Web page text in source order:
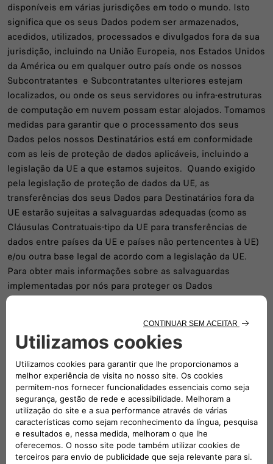
disponíveis em várias jurisdições em todo o mundo. Isto
significa que os seus Dados podem ser armazenados,
acedidos, utilizados, processados e divulgados fora da sua
jurisdição, incluindo na União Europeia, nos Estados Unidos
da América ou em qualquer outro país onde os nossos
Subcontratantes e Subcontratantes ulteriores estejam
localizados, ou onde os seus servidores ou infra-estruturas
de computação em nuvem possam estar alojados. Tomamos
medidas para garantir que o processamento dos seus
Dados pelos nossos Destinatários está em conformidade
com as leis de proteção de dados aplicáveis, incluindo a
legislação da UE a que estamos sujeitos. Quando exigido
pela legislação de proteção de dados da UE, as
transferências dos seus Dados para Destinatários fora da
UE estarão sujeitas a salvaguardas adequadas (como as
Cláusulas Contratuais-tipo da UE para transferências de
dados entre países da UE e países não pertencentes à UE)
e/ou outra base legal de acordo com a legislação da UE.
Para obter mais informações sobre as salvaguardas
implementadas por nós para proteger os Dados
transferidos para países terceiros fora da UE, pode
Durante quanto tempo conservamos os seus Dados
Os Dados tratados para efeitos da apresentação das
Soluções (Secção 3.a) serão conservados durante o tempo
estritamente necessário para atingir esses mesmos fins.
No entanto, os Dados podem ser conservados por um